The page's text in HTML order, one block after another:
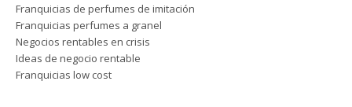
Franquicias de perfumes de imitación
Franquicias perfumes a granel
Negocios rentables en crisis
Ideas de negocio rentable
Franquicias low cost